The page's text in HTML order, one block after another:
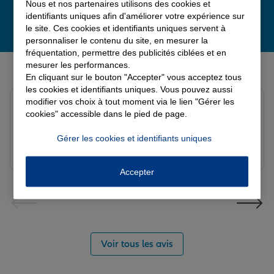
Derniers avis de nos agences Allianz
Note de 5 sur 5
solange c.
Voir tous les avis
Nous et nos partenaires utilisons des cookies et
identifiants uniques afin d'améliorer votre expérience sur
le site. Ces cookies et identifiants uniques servent à
personnaliser le contenu du site, en mesurer la
fréquentation, permettre des publicités ciblées et en
mesurer les performances.
En cliquant sur le bouton "Accepter" vous acceptez tous
les cookies et identifiants uniques. Vous pouvez aussi
modifier vos choix à tout moment via le lien "Gérer les
cookies" accessible dans le pied de page.
Gérer les cookies et identifiants uniques
Accepter